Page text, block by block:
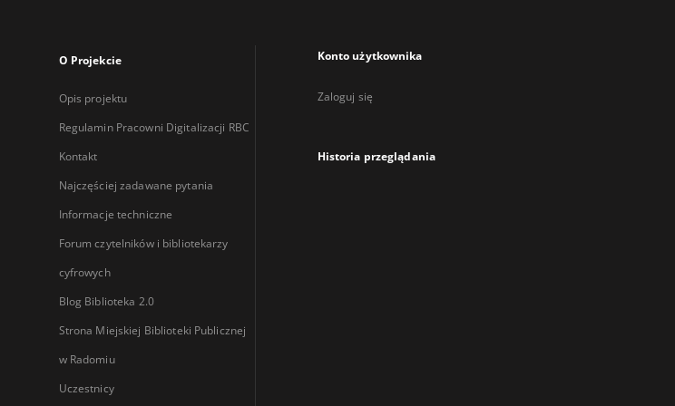
O Projekcie
Opis projektu
Regulamin Pracowni Digitalizacji RBC
Kontakt
Najczęściej zadawane pytania
Informacje techniczne
Forum czytelników i bibliotekarzy
cyfrowych
Blog Biblioteka 2.0
Strona Miejskiej Biblioteki Publicznej
w Radomiu
Uczestnicy
Konto użytkownika
Zaloguj się
Historia przeglądania